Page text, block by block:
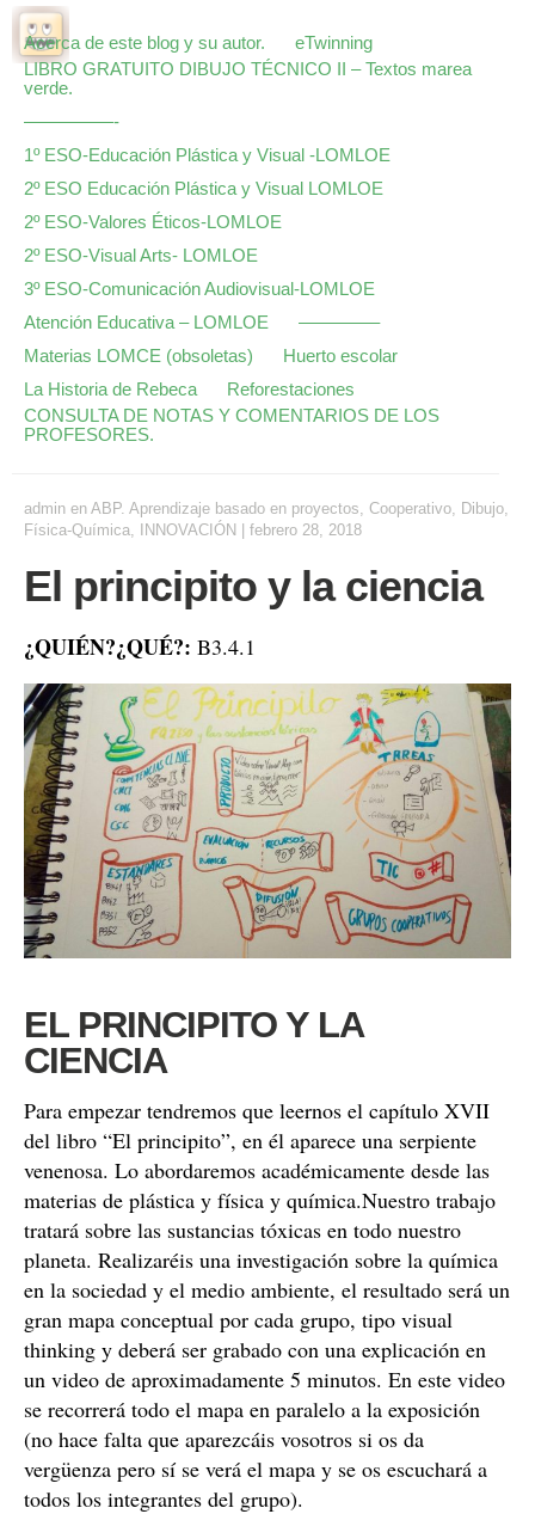
Acerca de este blog y su autor.
eTwinning
LIBRO GRATUITO DIBUJO TÉCNICO II – Textos marea
verde.
—————-
1º ESO-Educación Plástica y Visual -LOMLOE
2º ESO Educación Plástica y Visual LOMLOE
2º ESO-Valores Éticos-LOMLOE
2º ESO-Visual Arts- LOMLOE
3º ESO-Comunicación Audiovisual-LOMLOE
Atención Educativa – LOMLOE
————–
Materias LOMCE (obsoletas)
Huerto escolar
La Historia de Rebeca
Reforestaciones
CONSULTA DE NOTAS Y COMENTARIOS DE LOS
PROFESORES.
admin en ABP. Aprendizaje basado en proyectos, Cooperativo, Dibujo,
Física-Química, INNOVACIÓN febrero 28, 2018
El principito y la ciencia
¿QUIÉN?¿QUÉ?: B3.4.1
EL PRINCIPITO Y LA
CIENCIA
Para empezar tendremos que leernos el capítulo XVII
del libro “El principito”, en él aparece una serpiente
venenosa. Lo abordaremos académicamente desde las
materias de plástica y física y química.Nuestro trabajo
tratará sobre las sustancias tóxicas en todo nuestro
planeta. Realizaréis una investigación sobre la química
en la sociedad y el medio ambiente, el resultado será un
gran mapa conceptual por cada grupo, tipo visual
thinking y deberá ser grabado con una explicación en
un video de aproximadamente 5 minutos. En este video
se recorrerá todo el mapa en paralelo a la exposición
(no hace falta que aparezcáis vosotros si os da
vergüenza pero sí se verá el mapa y se os escuchará a
todos los integrantes del grupo).